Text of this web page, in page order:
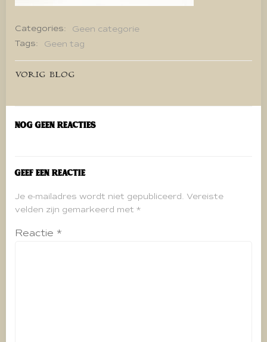
Categories:
Geen categorie
Tags:
Geen tag
Bericht
navigatie
VORIG BLOG
Nog geen reacties
Geef een reactie
Je e-mailadres wordt niet gepubliceerd. Vereiste
velden zijn gemarkeerd met *
Reactie *